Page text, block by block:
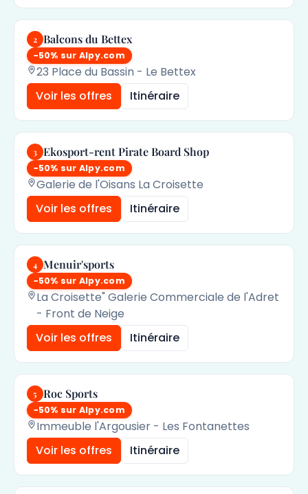
2 Balcons du Bettex
−50% sur Alpy.com
23 Place du Bassin - Le Bettex
Voir les offres
Itinéraire
3 Ekosport-rent Pirate Board Shop
−50% sur Alpy.com
Galerie de l'Oisans La Croisette
Voir les offres
Itinéraire
4 Menuir'sports
−50% sur Alpy.com
La Croisette" Galerie Commerciale de l'Adret
- Front de Neige
Voir les offres
Itinéraire
5 Roc Sports
−50% sur Alpy.com
Immeuble l'Argousier - Les Fontanettes
Voir les offres
Itinéraire